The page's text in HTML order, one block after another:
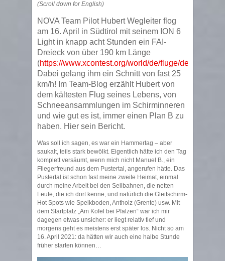
(Scroll down for English)
NOVA Team Pilot Hubert Wegleiter flog
am 16. April in Südtirol mit seinem ION 6
Light in knapp acht Stunden ein FAI-
Dreieck von über 190 km Länge
(https://www.xcontest.org/world/de/fluge/details/
Dabei gelang ihm ein Schnitt von fast 25
km/h! Im Team-Blog erzählt Hubert von
dem kältesten Flug seines Lebens, von
Schneeansammlungen im Schirminneren
und wie gut es ist, immer einen Plan B zu
haben. Hier sein Bericht.
Was soll ich sagen, es war ein Hammertag – aber
saukalt, teils stark bewölkt. Eigentlich hätte ich den Tag
komplett versäumt, wenn mich nicht Manuel B., ein
Fliegerfreund aus dem Pustertal, angerufen hätte. Das
Pustertal ist schon fast meine zweite Heimat, einmal
durch meine Arbeit bei den Seilbahnen, die netten
Leute, die ich dort kenne, und natürlich die Gleitschirm-
Hot Spots wie Speikboden, Antholz (Grente) usw. Mit
dem Startplatz „Am Kofel bei Pfalzen“ war ich mir
dagegen etwas unsicher: er liegt relativ tief und
morgens geht es meistens erst später los. Nicht so am
16. April 2021: da hätten wir auch eine halbe Stunde
früher starten können…